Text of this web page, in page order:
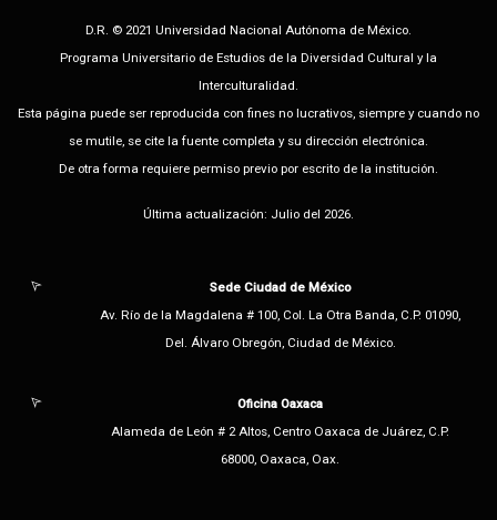
D.R. © 2021 Universidad Nacional Autónoma de México.
Programa Universitario de Estudios de la Diversidad Cultural y la
Interculturalidad.
Esta página puede ser reproducida con fines no lucrativos, siempre y cuando no
se mutile, se cite la fuente completa y su dirección electrónica.
De otra forma requiere permiso previo por escrito de la institución.
Última actualización: Julio del 2026.
Sede Ciudad de México
Av. Río de la Magdalena # 100, Col. La Otra Banda, C.P. 01090,
Del. Álvaro Obregón, Ciudad de México.
Oficina Oaxaca
Alameda de León # 2 Altos, Centro Oaxaca de Juárez, C.P.
68000, Oaxaca, Oax.